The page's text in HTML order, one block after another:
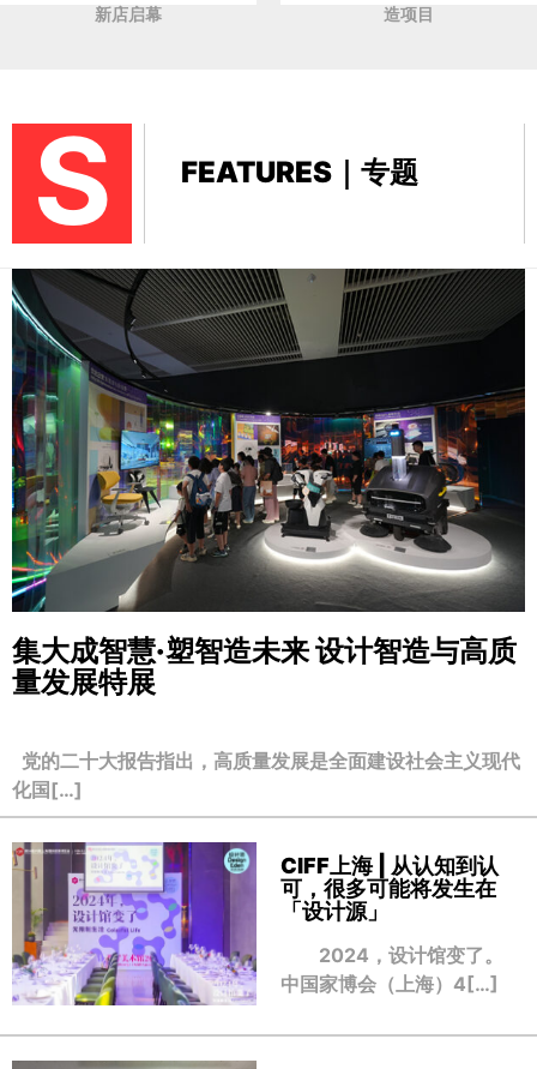
新店启幕
造项目
S FEATURES｜专题
集大成智慧·塑智造未来设计智造与高质
量发展特展
党的二十大报告指出，高质量发展是全面建设社会主义现代
化国[…]
CIFF上海 | 从认知到认
可，很多可能将发生在
「设计源」
2024，设计馆变了。
中国家博会（上海）4[…]